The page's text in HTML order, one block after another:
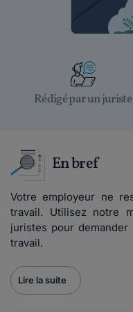
Rédigé par un juriste
En bref
Votre employeur ne
travail. Utilisez notre
juristes pour
travail.
Lire la suite